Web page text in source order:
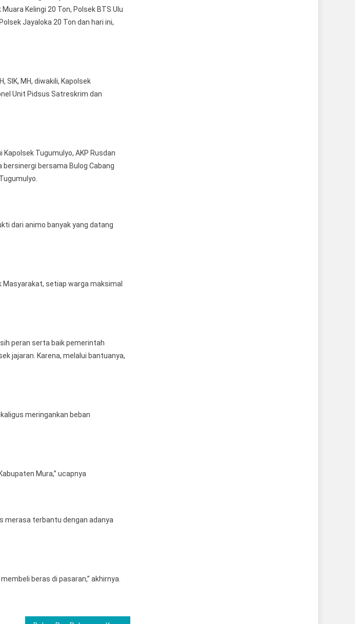
Kelingi 20 Ton, Polsek BTS Ulu
Jayaloka 20 Ton dan hari ini,
SIK, MH, diwakili, Kapolsek
Unit Pidsus Satreskrim dan
Kapolsek Tugumulyo, AKP Rusdan
bersinergi bersama Bulog Cabang
dari animo banyak yang datang
Masyarakat, setiap warga maksimal
peran serta baik pemerintah
jajaran. Karena, melalui bantuanya,
meringankan beban
Mura,” ucapnya
merasa terbantu dengan adanya
beras di pasaran,” akhirnya.